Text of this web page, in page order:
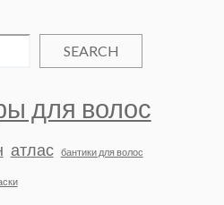
SEARCH
для волос
атлас бантики для волос